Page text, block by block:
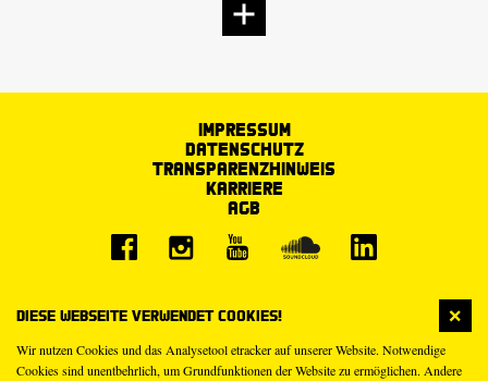
Diese Webseite verwendet Cookies!
Wir nutzen Cookies und das Analysetool etracker auf unserer Website. Notwendige
Cookies sind unentbehrlich, um Grundfunktionen der Website zu ermöglichen. Andere
Impressum
Datenschutz
Transparenzhinweis
Karriere
AGB